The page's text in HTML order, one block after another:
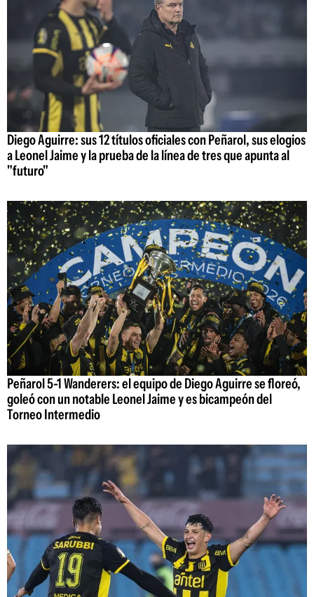
Diego Aguirre: sus 12 títulos oficiales con Peñarol, sus elogios
a Leonel Jaime y la prueba de la línea de tres que apunta al
"futuro"
Peñarol 5-1 Wanderers: el equipo de Diego Aguirre se floreó,
goleó con un notable Leonel Jaime y es bicampeón del
Torneo Intermedio